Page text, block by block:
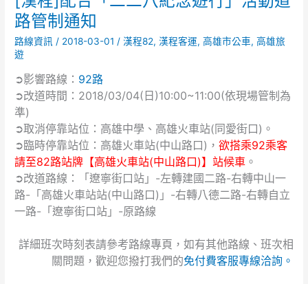
路管制通知
路線資訊 / 2018-03-01 /漢程82,漢程客運,高雄市公車,高雄旅
遊
➲影響路線： 92路
➲改道時間：2018/03/04(日)10:00~11:00(依現場管制為
準)
➲取消停靠站位：高雄中學、高雄火車站(同愛街口)。
➲臨時停靠站位：高雄火車站(中山路口)，欲搭乘92乘客
請至82路站牌【高雄火車站(中山路口)】站候車 。
➲改道路線：「遼寧街口站」-左轉建國二路-右轉中山一
路-「高雄火車站站(中山路口)」-右轉八德二路-右轉自立
一路-「遼寧街口站」-原路線
詳細班次時刻表請參考路線專頁，如有其他路線、班次相
關問題，歡迎您撥打我們的免付費客服專線洽詢。
程]
配
合
「二
紀
念
遊
行」
活
動
道
路
制